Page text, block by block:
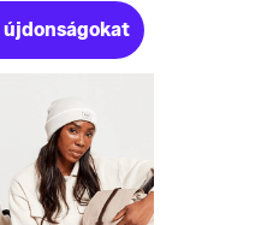
újdonságokat